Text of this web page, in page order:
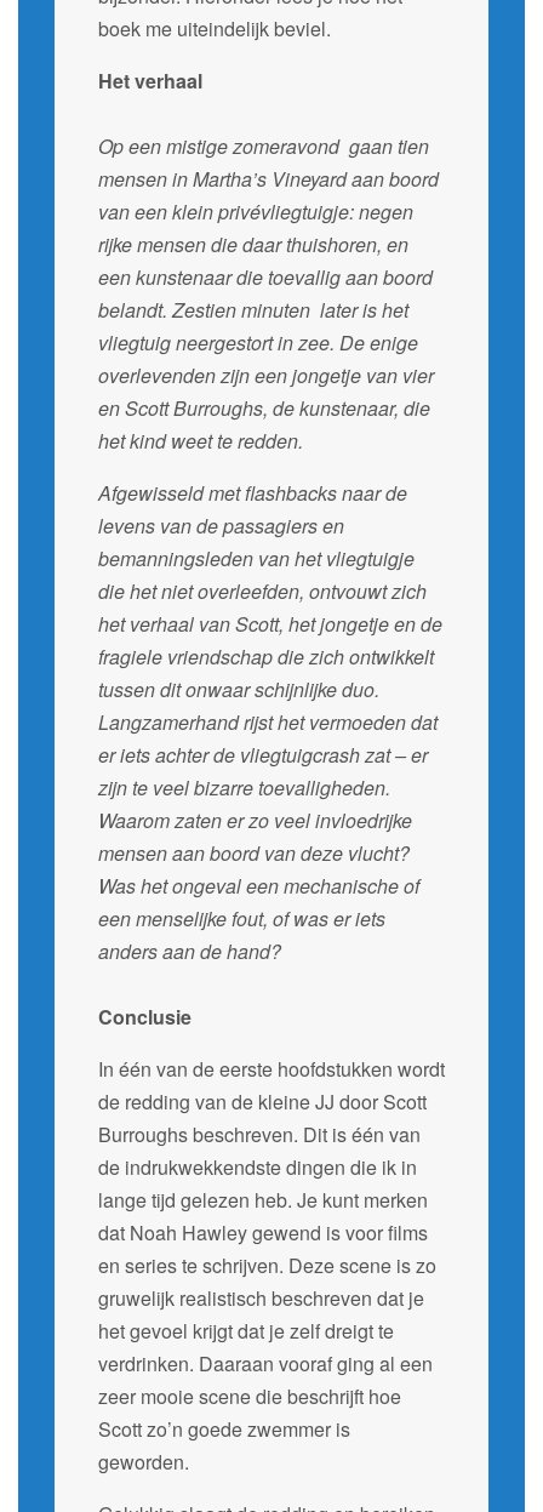
boek me uiteindelijk beviel.
Het verhaal
Op een mistige zomeravond gaan tien
mensen in Martha’s Vineyard aan boord
van een klein privévliegtuigje: negen
rijke mensen die daar thuishoren, en
een kunstenaar die toevallig aan boord
belandt. Zestien minuten later is het
vliegtuig neergestort in zee. De enige
overlevenden zijn een jongetje van vier
en Scott Burroughs, de kunstenaar, die
het kind weet te redden.
Afgewisseld met flashbacks naar de
levens van de passagiers en
bemanningsleden van het vliegtuigje
die het niet overleef­den, ontvouwt zich
het verhaal van Scott, het jongetje en de
fragiele vriendschap die zich ontwikkelt
tussen dit onwaar­ schijnlijke duo.
Langzamerhand rijst het vermoeden dat
er iets achter de vliegtuigcrash zat – er
zijn te veel bizarre toevalligheden.
Waarom zaten er zo veel invloedrijke
mensen aan boord van deze vlucht?
Was het ongeval een mechanische of
een menselijke fout, of was er iets
anders aan de hand?
Conclusie
In één van de eerste hoofdstukken wordt
de redding van de kleine JJ door Scott
Burroughs beschreven. Dit is één van
de indrukwekkendste dingen die ik in
lange tijd gelezen heb. Je kunt merken
dat Noah Hawley gewend is voor films
en series te schrijven. Deze scene is zo
gruwelijk realistisch beschreven dat je
het gevoel krijgt dat je zelf dreigt te
verdrinken. Daaraan vooraf ging al een
zeer mooie scene die beschrijft hoe
Scott zo’n goede zwemmer is
geworden.